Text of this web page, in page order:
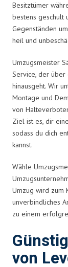
Besitztümer
bestens geschult
Gegenständen
heil und
Umzugsmeister
Service, der über
hinausgeht. Wir
Montage und
von
Ziel ist es, dir
sodass du dich
kannst.
Wähle
Umzug wird zum
unverbindliches
zu einem
von